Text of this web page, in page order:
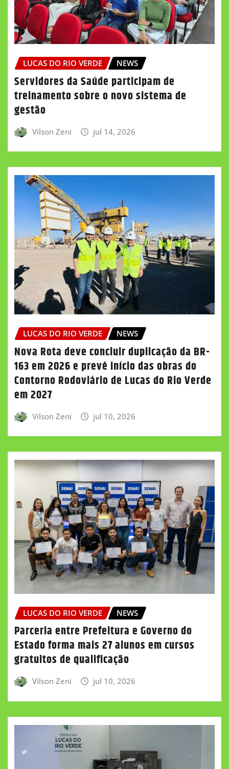
LUCAS DO RIO VERDE NEWS
Servidores da Saúde participam de
treinamento sobre o novo sistema de
gestão
Vilson Zeni jul 14, 2026
LUCAS DO RIO VERDE NEWS
Nova Rota deve concluir duplicação da BR-
163 em 2026 e prevê início das obras do
Contorno Rodoviário de Lucas do Rio Verde
em 2027
Vilson Zeni jul 10, 2026
LUCAS DO RIO VERDE NEWS
Parceria entre Prefeitura e Governo do
Estado forma mais 27 alunos em cursos
gratuitos de qualificação
Vilson Zeni jul 10, 2026